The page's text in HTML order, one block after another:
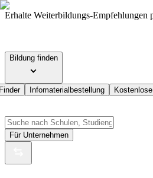
Erhalte Weiterbildungs-Empfehlungen
Bildung finden
Infomaterialbestellung
Für Unternehmen